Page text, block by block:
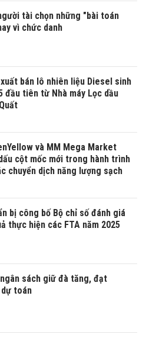
tài chọn những "bài toán
vì chức danh
xuất bán lô nhiên liệu Diesel sinh
đầu tiên từ Nhà máy Lọc dầu
và MM Mega Market
cột mốc mới trong hành trình
chuyển dịch năng lượng sạch
bị công bố Bộ chỉ số đánh giá
thực hiện các FTA năm 2025
sách giữ đà tăng, đạt
dự toán